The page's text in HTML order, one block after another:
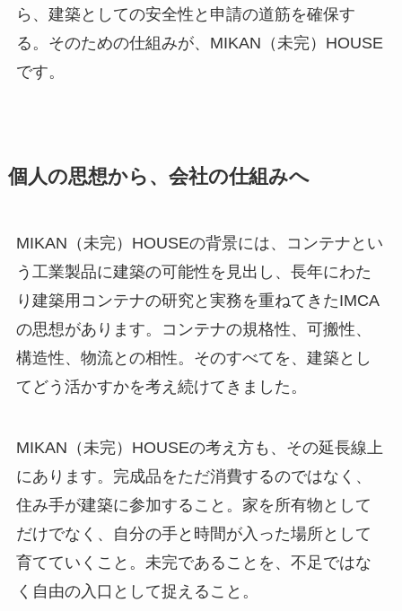
ら、建築としての安全性と申請の道筋を確保す
る。そのための仕組みが、MIKAN（未完）HOUSE
です。
個人の思想から、会社の仕組みへ
MIKAN（未完）HOUSEの背景には、コンテナとい
う工業製品に建築の可能性を見出し、長年にわた
り建築用コンテナの研究と実務を重ねてきたIMCA
の思想があります。コンテナの規格性、可搬性、
構造性、物流との相性。そのすべてを、建築とし
てどう活かすかを考え続けてきました。
MIKAN（未完）HOUSEの考え方も、その延長線上
にあります。完成品をただ消費するのではなく、
住み手が建築に参加すること。家を所有物として
だけでなく、自分の手と時間が入った場所として
育てていくこと。未完であることを、不足ではな
く自由の入口として捉えること。